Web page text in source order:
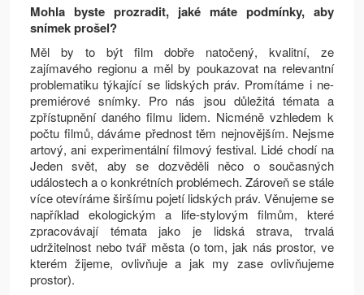
Mohla byste prozradit, jaké máte podmínky, aby
snímek prošel?
Měl by to být film dobře natočený, kvalitní, ze
zajímavého regionu a měl by poukazovat na relevantní
problematiku týkající se lidských práv. Promítáme i ne-
premiérové snímky. Pro nás jsou důležitá témata a
zpřístupnění daného filmu lidem. Nicméně vzhledem k
počtu filmů, dáváme přednost těm nejnovějším. Nejsme
artový, ani experimentální filmový festival. Lidé chodí na
Jeden svět, aby se dozvěděli něco o současných
událostech a o konkrétních problémech. Zároveň se stále
více otevíráme širšímu pojetí lidských práv. Věnujeme se
například ekologickým a life-stylovým filmům, které
zpracovávají témata jako je lidská strava, trvalá
udržitelnost nebo tvář města (o tom, jak nás prostor, ve
kterém žijeme, ovlivňuje a jak my zase ovlivňujeme
prostor).